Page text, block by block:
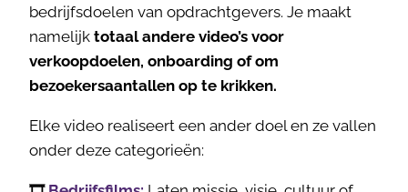
bedrijfsdoelen van opdrachtgevers. Je maakt
namelijk totaal andere video’s voor
verkoopdoelen, onboarding of om
bezoekersaantallen op te krikken.
Elke video realiseert een ander doel en ze vallen
onder deze categorieën: